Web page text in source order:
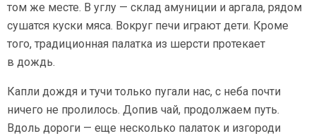
том же месте. В углу — склад амуниции и аргала, рядом
сушатся куски мяса. Вокруг печи играют дети. Кроме
того, традиционная палатка из шерсти протекает
в дождь.
Капли дождя и тучи только пугали нас, с неба почти
ничего не пролилось. Допив чай, продолжаем путь.
Вдоль дороги — еще несколько палаток и изгороди